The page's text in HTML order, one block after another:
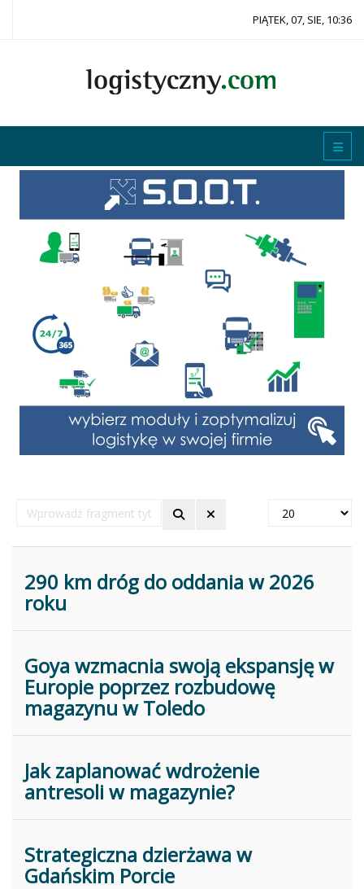
PIĄTEK, 07, SIE, 10:36
Wprowadź
fragment
Pokaż
290 km dróg do oddania w 2026
roku
Goya wzmacnia swoją ekspansję w
Europie poprzez rozbudowę
magazynu w Toledo
Jak zaplanować wdrożenie
antresoli w magazynie?
Strategiczna dzierżawa w
Gdańskim Porcie